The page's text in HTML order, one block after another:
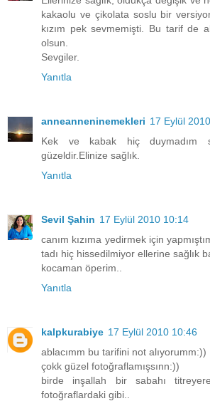
kakaolu ve çikolata soslu bir
kızım pek sevmemişti. Bu tarif de
olsun.
Sevgiler.
Yanıtla
anneanneninemekleri 17 Eylül
Kek ve kabak hiç duymadım
güzeldir.Elinize sağlık.
Yanıtla
Sevil Şahin 17 Eylül 2010 10:14
canım kızıma yedirmek için
tadı hiç hissedilmiyor ellerine sağlık
kocaman öperim..
Yanıtla
kalpkurabiye 17 Eylül 2010 10:46
ablacımm bu tarifini not alıyorumm:))
çokk güzel fotoğraflamışsınn:))
birde inşallah bir sabahı
fotoğraflardaki gibi..